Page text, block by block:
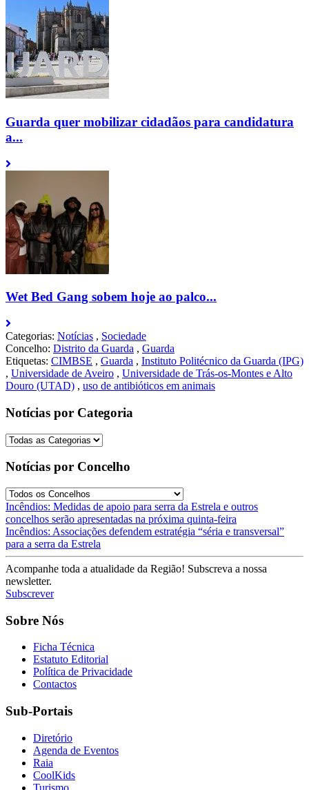
Guarda quer mobilizar cidadãos para candidatura
a...
Wet Bed Gang sobem hoje ao palco...
Categorias: Notícias , Sociedade
Concelho: Distrito da Guarda , Guarda
Etiquetas: CIMBSE , Guarda , Instituto Politécnico da Guarda (IPG)
, Universidade de Aveiro , Universidade de Trás-os-Montes e Alto
Douro (UTAD) , uso de antibióticos em animais
Notícias por Categoria
Notícias por Concelho
Post
navigation
Incêndios: Medidas de apoio para serra da Estrela e outros
concelhos serão apresentadas na próxima quinta-feira
Incêndios: Associações defendem estratégia “séria e transversal”
para a serra da Estrela
Acompanhe toda a atualidade da Região! Subscreva a nossa
newsletter.
Subscrever
Sobre Nós
Ficha Técnica
Estatuto Editorial
Política de Privacidade
Contactos
Sub-Portais
Diretório
Agenda de Eventos
Raia
CoolKids
Turismo